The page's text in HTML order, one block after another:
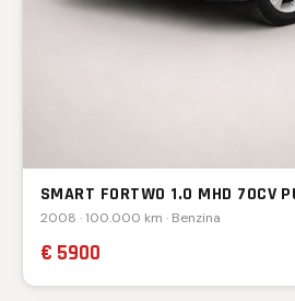
SMART FORTWO 1.0 MHD 70CV
2008 · 100.000 km · Benzina
€ 5900